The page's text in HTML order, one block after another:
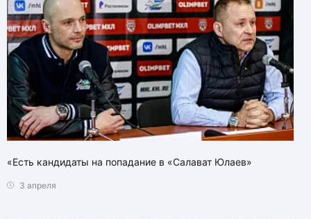
«Есть кандидаты на попадание в «Салават Юлаев»
3 апреля